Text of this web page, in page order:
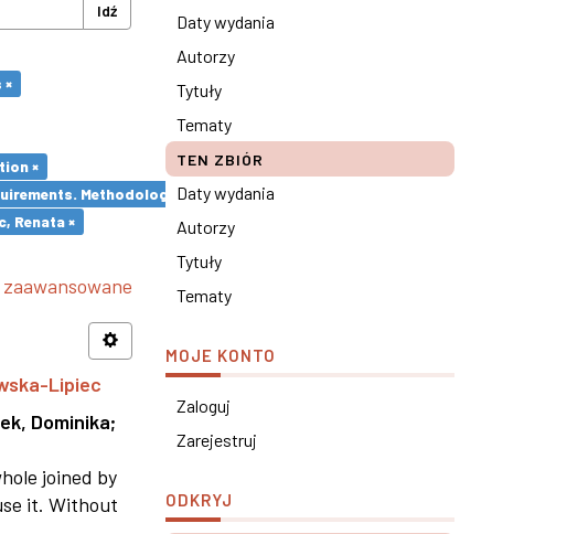
Idź
×
×
Methodological remarks ×
Renata ×
Lipiec
Dominika;
joined by
it. Without
Daty wydania
Autorzy
Tytuły
Tematy
TEN ZBIÓR
Daty wydania
Autorzy
Tytuły
Tematy
MOJE KONTO
Zaloguj
Zarejestruj
ODKRYJ